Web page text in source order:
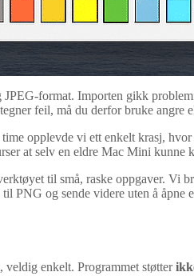
format. Importen gikk
feil, må du derfor bruke angre
opplevde vi ett enkelt krasj,
at selv en eldre Mac Mini kunne
til små, raske oppgaver. Vi
PNG og sende videre uten å åpne
veldig enkelt. Programmet støtter